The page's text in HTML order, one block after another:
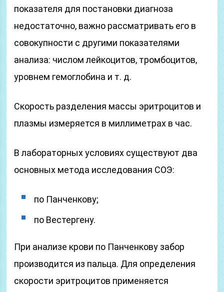
показателя для постановки диагноза
недостаточно, важно рассматривать его в
совокупности с другими показателями
анализа: числом лейкоцитов, тромбоцитов,
уровнем гемоглобина и т. д.
Скорость разделения массы эритроцитов и
плазмы измеряется в миллиметрах в час.
В лабораторных условиях существуют два
основных метода исследования СОЭ:
по Панченкову;
по Вестергену.
При анализе крови по Панченкову забор
производится из пальца. Для определения
скорости эритроцитов применяется